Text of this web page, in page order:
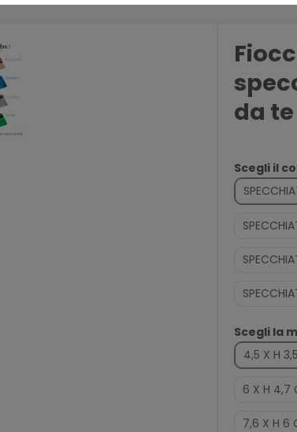
da te
Scegli il
Scegli la
4,5 X H
6 X H 4,7
7,6 X H 6